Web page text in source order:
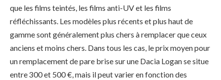
que les films teintés, les films anti-UV et les films
réfléchissants. Les modèles plus récents et plus haut de
gamme sont généralement plus chers à remplacer que ceux
anciens et moins chers. Dans tous les cas, le prix moyen pour
un remplacement de pare brise sur une Dacia Logan se situe
entre 300 et 500 €, mais il peut varier en fonction des